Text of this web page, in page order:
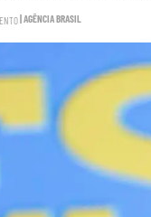
| AGÊNCIA BRASIL